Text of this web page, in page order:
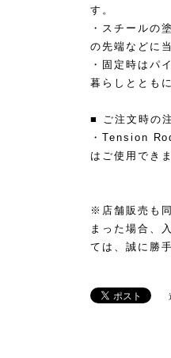
す。
・スチールの
の先端などに
・固定時はパ
暮らしととも
■ ご注文時の
・Tension
はご使用でき
※店舗販売も
まった場合、
ては、誠に勝